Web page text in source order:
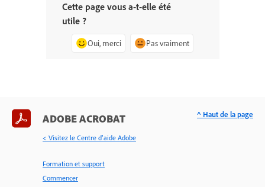
Cette page vous a-t-elle été
utile ?
Oui, merci Pas vraiment
ADOBE ACROBAT
< Visitez le Centre d’aide Adobe
Formation et support
Commencer
^ Haut de la page